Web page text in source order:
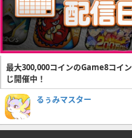
最大300,000コインのGame8コイ
じ開催中！
るぅみマスター